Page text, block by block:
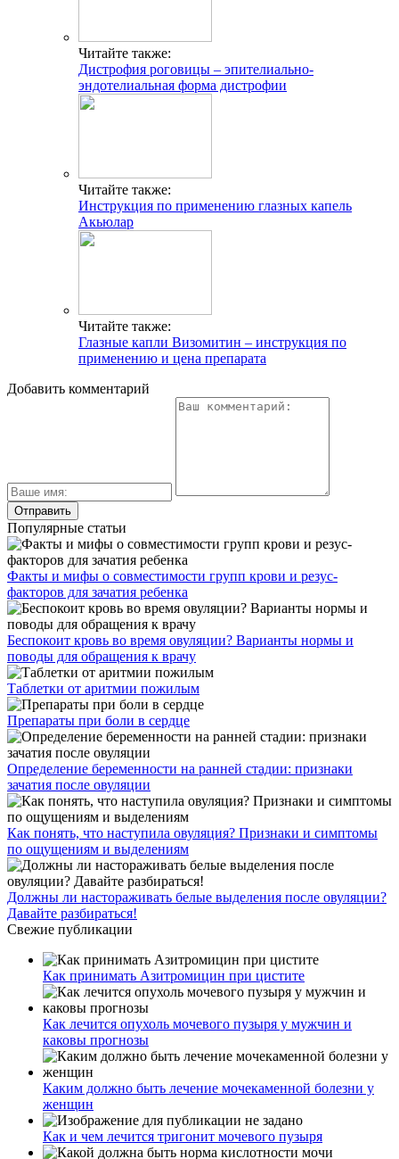
Читайте также:
Дистрофия роговицы – эпителиально-
эндотелиальная форма дистрофии
Читайте также:
Инструкция по применению глазных капель
Акьюлар
Читайте также:
Глазные капли Визомитин – инструкция по
применению и цена препарата
Добавить комментарий
Популярные статьи
Факты и мифы о совместимости групп крови и резус-
факторов для зачатия ребенка
Беспокоит кровь во время овуляции? Варианты нормы и
поводы для обращения к врачу
Таблетки от аритмии пожилым
Препараты при боли в сердце
Определение беременности на ранней стадии: признаки
зачатия после овуляции
Как понять, что наступила овуляция? Признаки и симптомы
по ощущениям и выделениям
Должны ли настораживать белые выделения после овуляции?
Давайте разбираться!
Свежие публикации
Как принимать Азитромицин при цистите
Как лечится опухоль мочевого пузыря у мужчин и
каковы прогнозы
Каким должно быть лечение мочекаменной болезни у
женщин
Как и чем лечится тригонит мочевого пузыря